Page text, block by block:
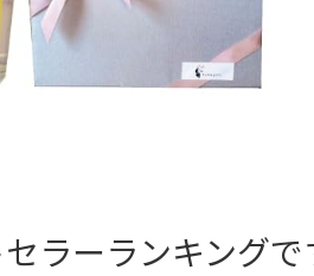
ラーランキングで